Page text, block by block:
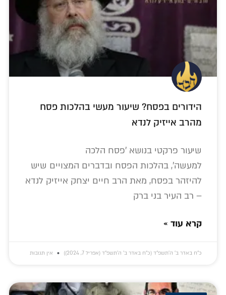
הידורים בפסח? שיעור מעשי בהלכות פסח
מהרב אייזיק לנדא
שיעור פרקטי בנושא 'פסח הלכה
למעשה', בהלכות הפסח ובדברים המצויים שיש
להיזהר בפסח, מאת הרב חיים יצחק אייזיק לנדא
– רב העיר בני ברק
קרא עוד »
כ״ח באדר ב׳ ה׳תשפ״ד (כ״ח באדר ב׳ ה׳תשפ״ד (אפריל 7, 2024)) אין תגובות